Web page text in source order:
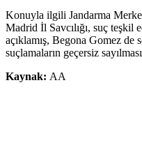
Konuyla ilgili Jandarma
Madrid İl Savcılığı, suç teşkil
açıklamış, Begona Gomez de
suçlamaların geçersiz
Kaynak: AA